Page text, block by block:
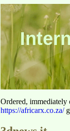
Ordered, immediately
https://africarx.co.za/